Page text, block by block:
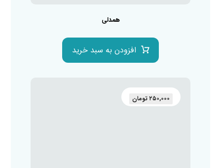
همدلی
افزودن به سبد خرید
۲۵۰,۰۰۰ تومان